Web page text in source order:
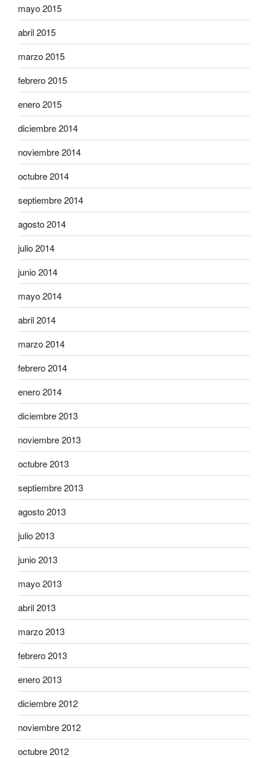
mayo 2015
abril 2015
marzo 2015
febrero 2015
enero 2015
diciembre 2014
noviembre 2014
octubre 2014
septiembre 2014
agosto 2014
julio 2014
junio 2014
mayo 2014
abril 2014
marzo 2014
febrero 2014
enero 2014
diciembre 2013
noviembre 2013
octubre 2013
septiembre 2013
agosto 2013
julio 2013
junio 2013
mayo 2013
abril 2013
marzo 2013
febrero 2013
enero 2013
diciembre 2012
noviembre 2012
octubre 2012